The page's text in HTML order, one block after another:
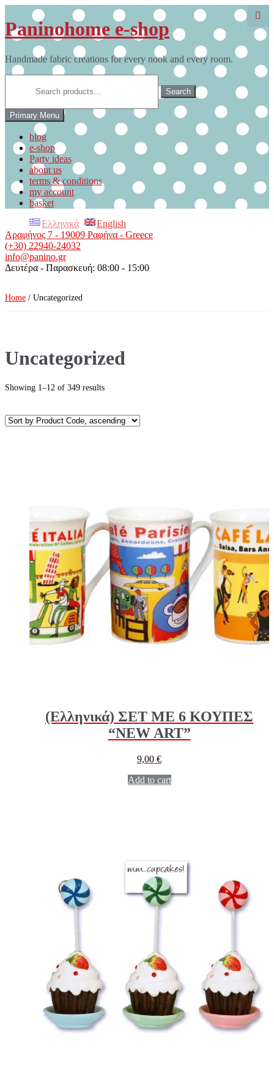
to
content
Paninohome e-shop
Handmade fabric creations for every nook and every room.
Search
Primary Menu
blog
e-shop
Party ideas
about us
terms & conditions
my account
basket
Ελληνικά
English
Αραφήνος 7 - 19009 Ραφήνα - Greece
(+30) 22940-24032
info@panino.gr
Δευτέρα - Παρασκευή: 08:00 - 15:00
Home / Uncategorized
Uncategorized
Showing 1–12 of 349 results
(Ελληνικά) ΣΕΤ ΜΕ 6 ΚΟΥΠΕΣ
“NEW ART”
9,00 €
Add to cart